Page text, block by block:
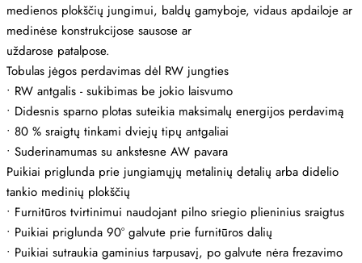
medienos plokščių jungimui, baldų gamyboje, vidaus apdailoje ar
medinėse konstrukcijose sausose ar
uždarose patalpose.
Tobulas jėgos perdavimas dėl RW jungties
• RW antgalis - sukibimas be jokio laisvumo
• Didesnis sparno plotas suteikia maksimalų energijos perdavimą
• 80 % sraigtų tinkami dviejų tipų antgaliai
• Suderinamumas su ankstesne AW pavara
Puikiai priglunda prie jungiamųjų metalinių detalių arba didelio
tankio medinių plokščių
• Furnitūros tvirtinimui naudojant pilno sriegio plieninius sraigtus
• Puikiai priglunda 90° galvute prie furnitūros dalių
• Puikiai sutraukia gaminius tarpusavį, po galvute nėra frezavimo